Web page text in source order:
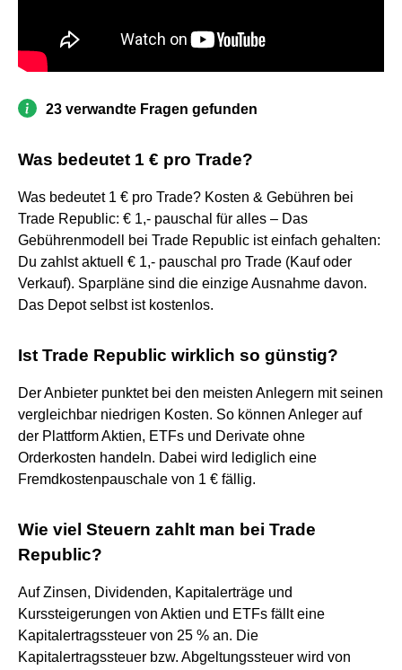
23 verwandte Fragen gefunden
Was bedeutet 1 € pro Trade?
Was bedeutet 1 € pro Trade? Kosten & Gebühren bei
Trade Republic: € 1,- pauschal für alles – Das
Gebührenmodell bei Trade Republic ist einfach gehalten:
Du zahlst aktuell € 1,- pauschal pro Trade (Kauf oder
Verkauf). Sparpläne sind die einzige Ausnahme davon.
Das Depot selbst ist kostenlos.
Ist Trade Republic wirklich so günstig?
Der Anbieter punktet bei den meisten Anlegern mit seinen
vergleichbar niedrigen Kosten. So können Anleger auf
der Plattform Aktien, ETFs und Derivate ohne
Orderkosten handeln. Dabei wird lediglich eine
Fremdkostenpauschale von 1 € fällig.
Wie viel Steuern zahlt man bei Trade
Republic?
Auf Zinsen, Dividenden, Kapitalerträge und
Kurssteigerungen von Aktien und ETFs fällt eine
Kapitalertragssteuer von 25 % an. Die
Kapitalertragssteuer bzw. Abgeltungssteuer wird von